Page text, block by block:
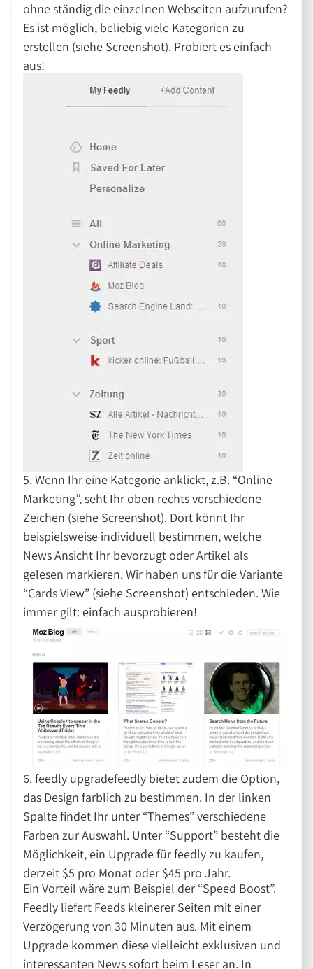
ohne ständig die einzelnen Webseiten aufzurufen?
Es ist möglich, beliebig viele Kategorien zu
erstellen (siehe Screenshot). Probiert es einfach
aus!
5. Wenn Ihr eine Kategorie anklickt, z.B. “Online
Marketing”, seht Ihr oben rechts verschiedene
Zeichen (siehe Screenshot). Dort könnt Ihr
beispielsweise individuell bestimmen, welche
News Ansicht Ihr bevorzugt oder Artikel als
gelesen markieren. Wir haben uns für die Variante
“Cards View” (siehe Screenshot) entschieden. Wie
immer gilt: einfach ausprobieren!
6. feedly upgradefeedly bietet zudem die Option,
das Design farblich zu bestimmen. In der linken
Spalte findet Ihr unter “Themes” verschiedene
Farben zur Auswahl. Unter “Support” besteht die
Möglichkeit, ein Upgrade für feedly zu kaufen,
derzeit $5 pro Monat oder $45 pro Jahr.
Ein Vorteil wäre zum Beispiel der “Speed Boost”.
Feedly liefert Feeds kleinerer Seiten mit einer
Verzögerung von 30 Minuten aus. Mit einem
Upgrade kommen diese vielleicht exklusiven und
interessanten News sofort beim Leser an. In